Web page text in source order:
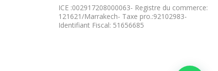
ICE :002917208000063- Registre du commerce:
121621/Marrakech- Taxe pro.:92102983-
Identifiant Fiscal: 51656685